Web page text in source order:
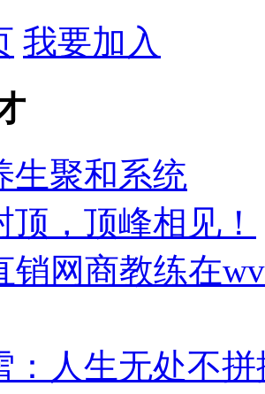
我要加入
生聚和系统
顶，顶峰相见！
销网商教练在
：人生无处不拼